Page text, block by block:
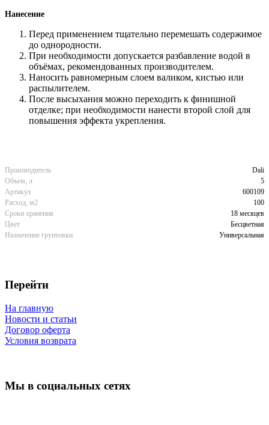
Нанесение
Перед применением тщательно перемешать содержимое
до однородности.
При необходимости допускается разбавление водой в
объёмах, рекомендованных производителем.
Наносить равномерным слоем валиком, кистью или
распылителем.
После высыхания можно переходить к финишной
отделке; при необходимости нанести второй слой для
повышения эффекта укрепления.
Производитель
Dali
Объем, л
5
Артикул
600109
Расход, м2
100
Сроки хранения
18 месяцев
Цвет
Бесцветная
Назначение грунтовки
Универсальная
Перейти
На главную
Новости и статьи
Договор оферта
Условия возврата
Мы в социальных сетях